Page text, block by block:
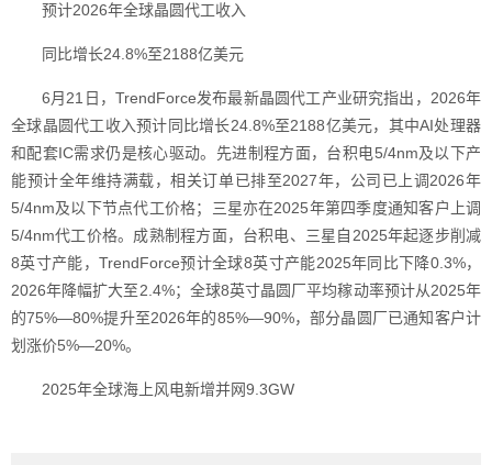
预计2026年全球晶圆代工收入
同比增长24.8%至2188亿美元
6月21日，TrendForce发布最新晶圆代工产业研究指出，2026年
全球晶圆代工收入预计同比增长24.8%至2188亿美元，其中AI处理器
和配套IC需求仍是核心驱动。先进制程方面，台积电5/4nm及以下产
能预计全年维持满载，相关订单已排至2027年，公司已上调2026年
5/4nm及以下节点代工价格；三星亦在2025年第四季度通知客户上调
5/4nm代工价格。成熟制程方面，台积电、三星自2025年起逐步削减
8英寸产能，TrendForce预计全球8英寸产能2025年同比下降0.3%，
2026年降幅扩大至2.4%；全球8英寸晶圆厂平均稼动率预计从2025年
的75%—80%提升至2026年的85%—90%，部分晶圆厂已通知客户计
划涨价5%—20%。
2025年全球海上风电新增并网9.3GW